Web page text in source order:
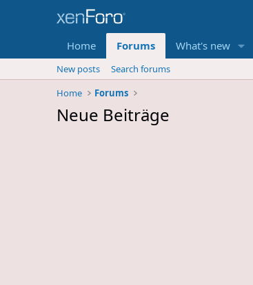
Home Forums What's new
New posts
Search forums
Home
Forums
Neue Beiträge